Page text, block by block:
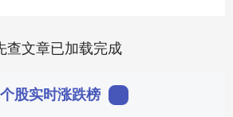
查文章已加载完成
个股实时涨跌榜